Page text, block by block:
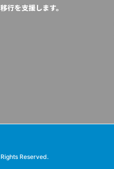
行を支援します。
Reserved.